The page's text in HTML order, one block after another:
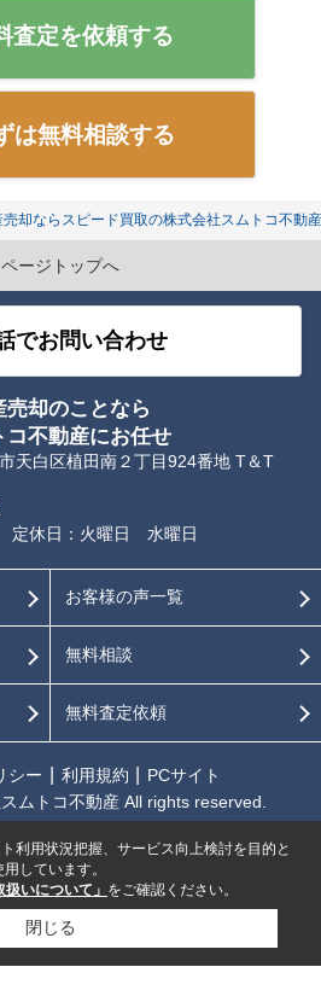
査定を依頼する
は無料相談する
却ならスピード買取の株式会社スムトコ不動
ページトップへ
でお問い合わせ
却のことなら
コ不動産にお任せ
天白区植田南２丁目924番地 T＆T
定休日：火曜日 水曜日
お客様の声一覧
無料相談
無料査定依頼
シー 利用規約
PCサイト
ムトコ不動産 All rights reserved.
利用状況把握、サービス向上検討を目的と
しています。
扱いについて」 をご確認ください。
閉じる